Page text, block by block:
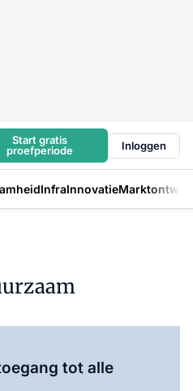
Start gratis
proefperiode
Inloggen
InfraInnovatie
tot alle